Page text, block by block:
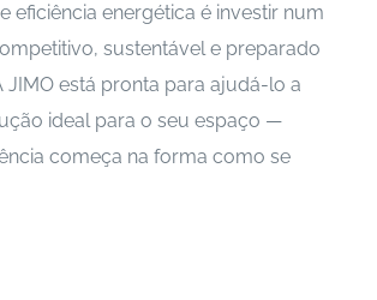
eficiência energética é investir num
sustentável e preparado
JIMO está pronta para ajudá-lo a
ideal para o seu espaço —
começa na forma como se